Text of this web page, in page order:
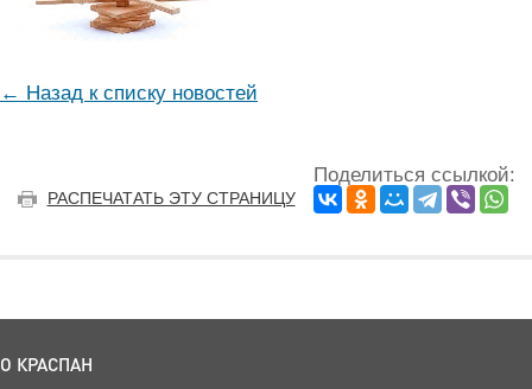
← Назад к списку новостей
РАСПЕЧАТАТЬ ЭТУ СТРАНИЦУ
Поделиться ссылкой:
О КРАСПАН